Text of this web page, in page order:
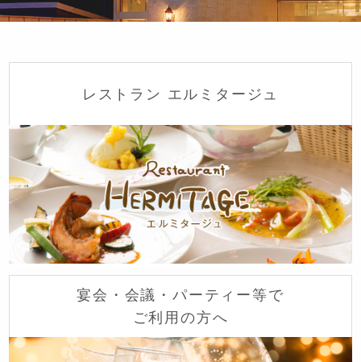
レストラン エルミタージュ
宴会・会議・パーティー等で
ご利用の方へ